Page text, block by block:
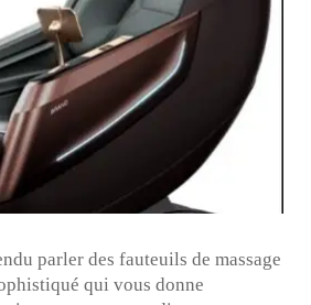
parler des fauteuils de massage
qui vous donne